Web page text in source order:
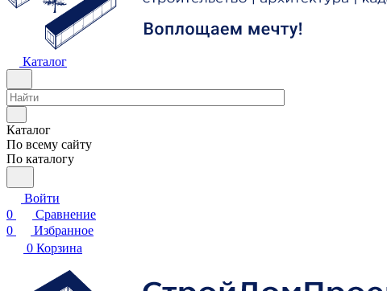
Каталог
Каталог
По всему сайту
По каталогу
Войти
0
Сравнение
0
Избранное
0 Корзина